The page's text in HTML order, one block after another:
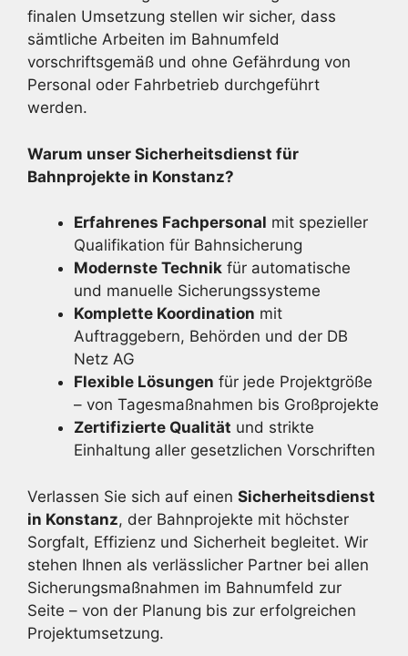
finalen Umsetzung stellen wir sicher, dass
sämtliche Arbeiten im Bahnumfeld
vorschriftsgemäß und ohne Gefährdung von
Personal oder Fahrbetrieb durchgeführt
werden.
Warum unser Sicherheitsdienst für
Bahnprojekte in Konstanz?
Erfahrenes Fachpersonal mit spezieller
Qualifikation für Bahnsicherung
Modernste Technik für automatische
und manuelle Sicherungssysteme
Komplette Koordination mit
Auftraggebern, Behörden und der DB
Netz AG
Flexible Lösungen für jede Projektgröße
– von Tagesmaßnahmen bis Großprojekte
Zertifizierte Qualität und strikte
Einhaltung aller gesetzlichen Vorschriften
Verlassen Sie sich auf einen Sicherheitsdienst
in Konstanz, der Bahnprojekte mit höchster
Sorgfalt, Effizienz und Sicherheit begleitet. Wir
stehen Ihnen als verlässlicher Partner bei allen
Sicherungsmaßnahmen im Bahnumfeld zur
Seite – von der Planung bis zur erfolgreichen
Projektumsetzung.